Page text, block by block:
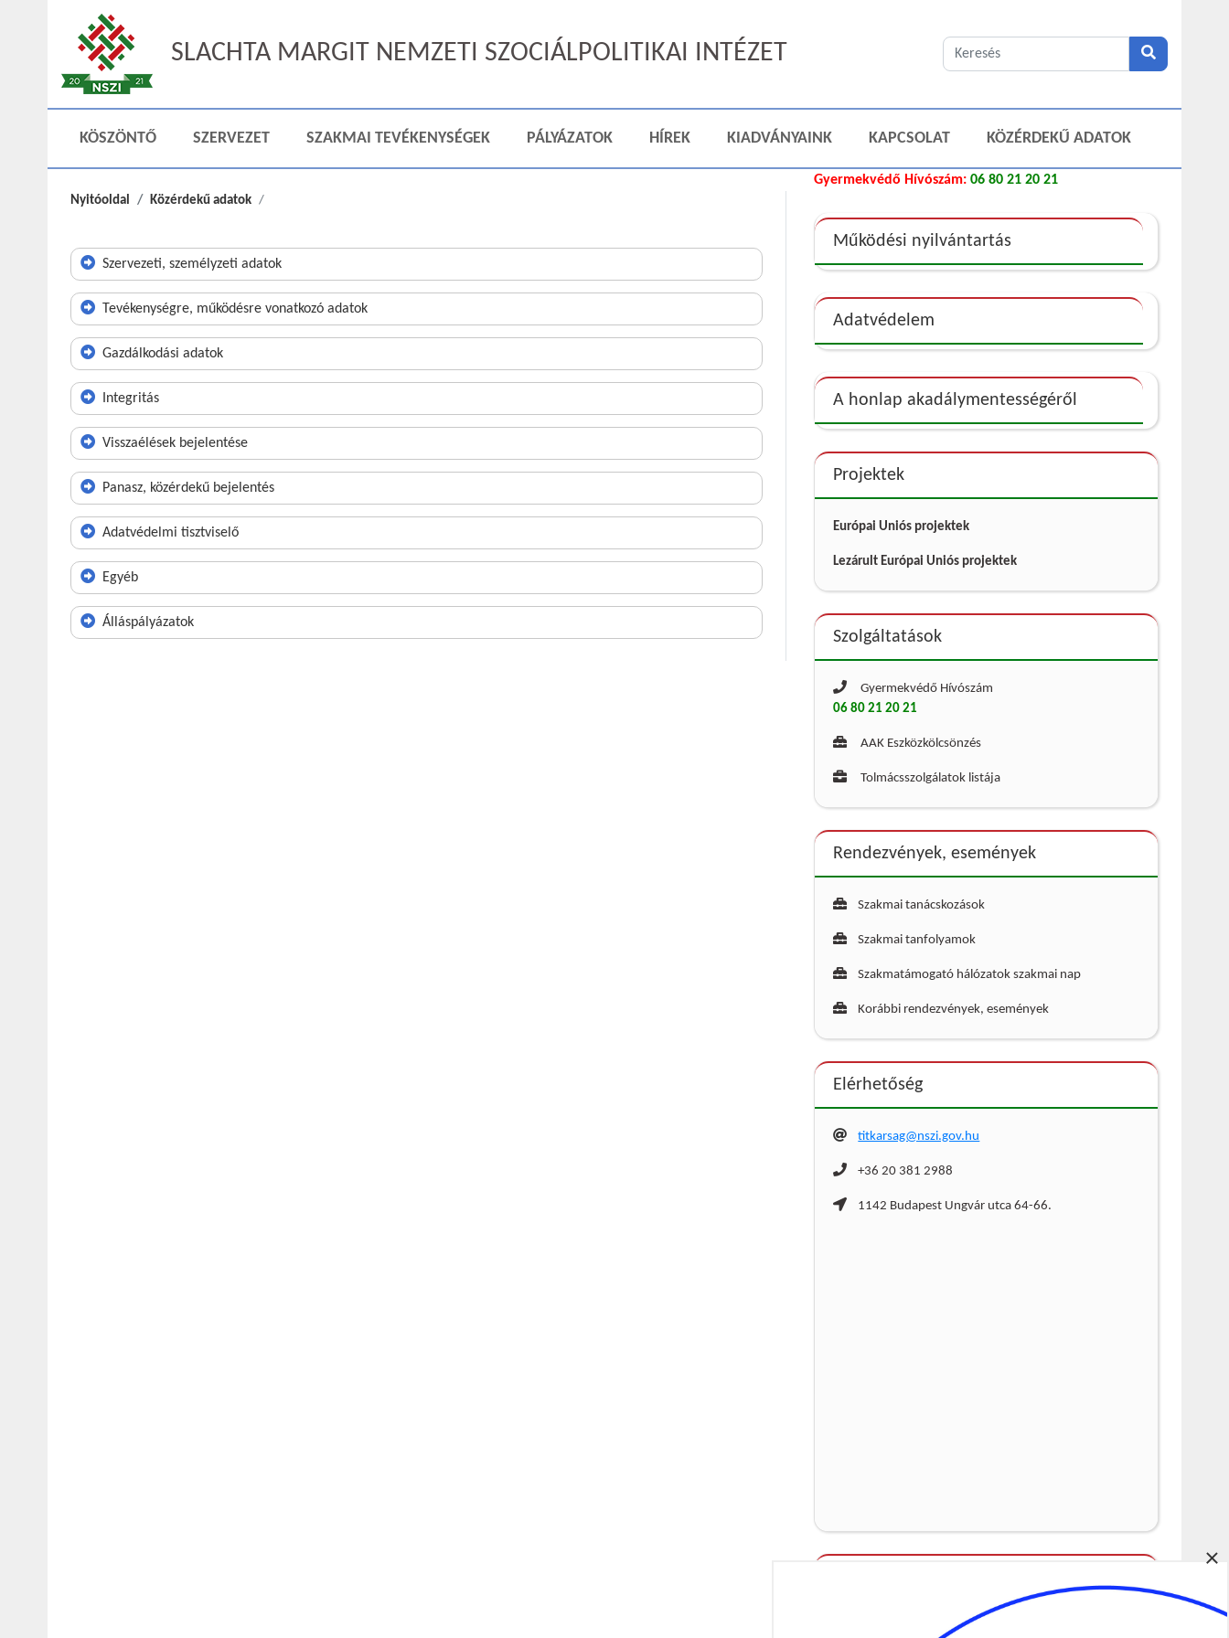
×
SLACHTA MARGIT NEMZETI SZOCIÁLPOLITIKAI INTÉZET
KÖSZÖNTŐ SZERVEZET SZAKMAI TEVÉKENYSÉGEK PÁLYÁZATOK HÍREK KIADVÁNYAINK KAPCSOLAT KÖZÉRDEKŰ ADATOK
Nyitóoldal Közérdekű adatok
Szervezeti, személyzeti adatok
Tevékenységre, működésre vonatkozó adatok
Gazdálkodási adatok
Integritás
Visszaélések bejelentése
Panasz, közérdekű bejelentés
Adatvédelmi tisztviselő
Egyéb
Álláspályázatok
Gyermekvédő Hívószám: 06 80 21 20 21
Működési nyilvántartás
Adatvédelem
A honlap akadálymentességéről
Projektek
Európai Uniós projektek
Lezárult Európai Uniós projektek
Szolgáltatások
Gyermekvédő Hívószám
06 80 21 20 21
AAK Eszközkölcsönzés
Tolmácsszolgálatok listája
Rendezvények, események
Szakmai tanácskozások
Szakmai tanfolyamok
Szakmatámogató hálózatok szakmai nap
Korábbi rendezvények, események
Elérhetőség
titkarsag@nszi.gov.hu
+36 20 381 2988
1142 Budapest Ungvár utca 64-66.